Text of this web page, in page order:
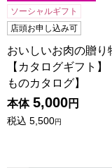
ソーシャルギフト
店頭お申し込み可
おいしいお肉の贈り
【カタログギフト】
ものカタログ】
本体 5,000円
税込 5,500円